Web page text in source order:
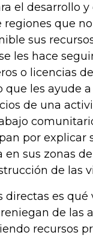
el desarrollo
regiones que
sus
les hace
o licencias
les ayude
de una
por
sus zonas
de las
es qué
de las
recursos